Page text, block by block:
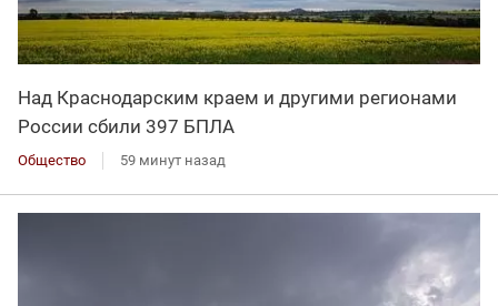
Над Краснодарским краем и другими регионами
России сбили 397 БПЛА
Общество 59 минут назад